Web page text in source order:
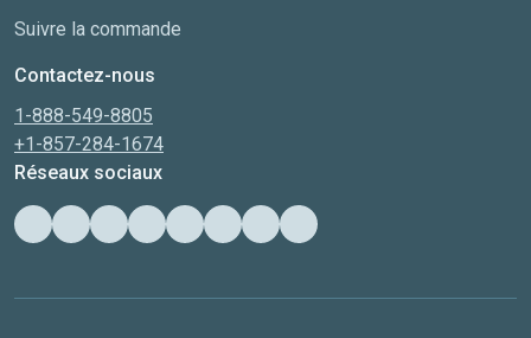
Suivre la commande
Contactez-nous
1-888-549-8805
+1-857-284-1674
Réseaux sociaux